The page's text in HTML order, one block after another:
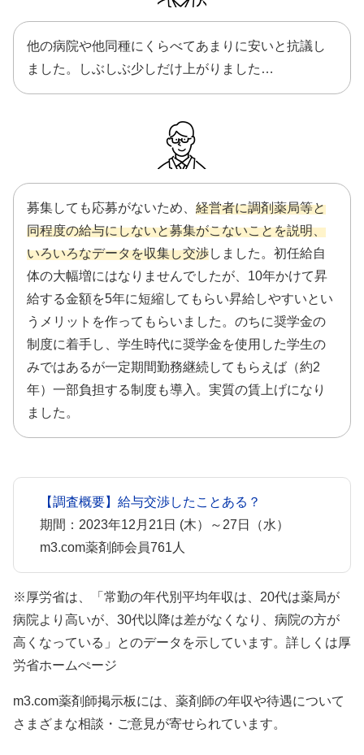
他の病院や他同種にくらべてあまりに安いと抗議し
ました。しぶしぶ少しだけ上がりました…
募集しても応募がないため、 経営者に調剤薬局等と
同程度の給与にしないと募集がこないことを説明、
いろいろなデータを収集し交渉しました。初任給自
体の大幅増にはなりませんでしたが、10年かけて昇
給する金額を5年に短縮してもらい昇給しやすいとい
うメリットを作ってもらいました。のちに奨学金の
制度に着手し、学生時代に奨学金を使用した学生の
みではあるが一定期間勤務継続してもらえば（約2
年）一部負担する制度も導入。実質の賃上げになり
ました。
【調査概要】給与交渉したことある？
期間：2023年12月21日 (木）～27日（水）
m3.com薬剤師会員761人
※厚労省は、「常勤の年代別平均年収は、20代は薬局が
病院より高いが、30代以降は差がなくなり、病院の方が
高くなっている」とのデータを示しています。詳しくは厚
労省ホームぺージ
m3.com薬剤師掲示板には、薬剤師の年収や待遇について
さまざまな相談・ご意見が寄せられています。